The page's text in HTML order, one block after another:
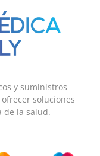
y suministros
soluciones
de la salud.